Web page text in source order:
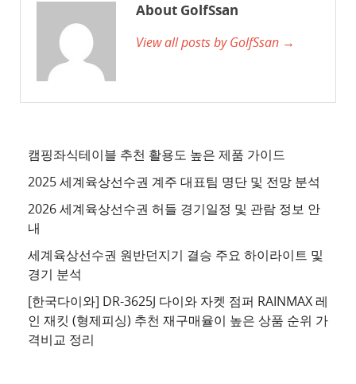
이
트
추
사
이
트
About GolfSsan
View all posts by GolfSsan →
캠핑좌식테이블 추천 활용도 높은 제품 가이드
2025 세계육상선수권 계주 대표팀 명단 및 전망 분석
2026 세계육상선수권 허들 경기일정 및 관람 정보 안
내
세계육상선수권 원반던지기 결승 주요 하이라이트 및
경기 분석
[한국다이와] DR-3625J 다이와 자켓 점퍼 RAINMAX 레
인 재킷 (형제피싱) 추천 재구매율이 높은 상품 순위 가
격비교 정리